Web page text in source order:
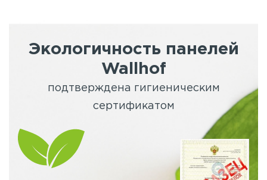
Экологичность панелей
Wallhof
подтверждена гигиеническим
сертификатом